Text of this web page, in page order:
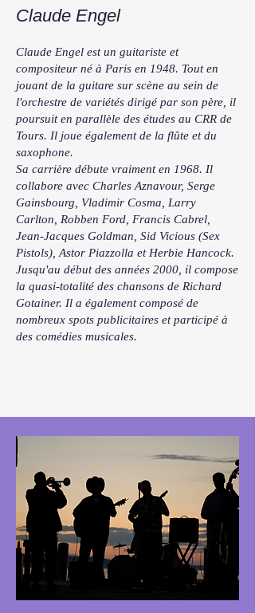
Claude Engel
Claude Engel est un guitariste et
compositeur né à Paris en 1948. Tout en
jouant de la guitare sur scène au sein de
l'orchestre de variétés dirigé par son père, il
poursuit en parallèle des études au CRR de
Tours. Il joue également de la flûte et du
saxophone.
Sa carrière débute vraiment en 1968. Il
collabore avec Charles Aznavour, Serge
Gainsbourg, Vladimir Cosma, Larry
Carlton, Robben Ford, Francis Cabrel,
Jean-Jacques Goldman, Sid Vicious (Sex
Pistols), Astor Piazzolla et Herbie Hancock.
Jusqu'au début des années 2000, il compose
la quasi-totalité des chansons de Richard
Gotainer. Il a également composé de
nombreux spots publicitaires et participé à
des comédies musicales.